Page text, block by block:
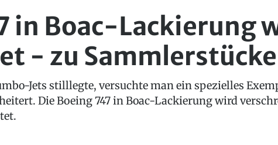
in Boac-Lackierung
- zu
Jets stilllegte, versuchte man ein spezielles
Die Boeing 747 in Boac-Lackierung wird